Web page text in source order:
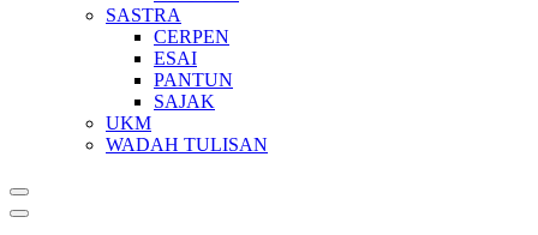
SASTRA
CERPEN
ESAI
PANTUN
SAJAK
UKM
WADAH TULISAN